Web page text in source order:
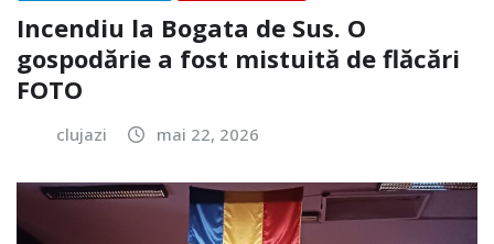
Incendiu la Bogata de Sus. O
gospodărie a fost mistuită de flăcări
FOTO
clujazi mai 22, 2026